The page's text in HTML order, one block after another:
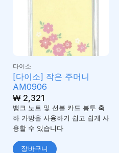
다이소
[다이소] 작은 주머니
AM0906
₩2,321
뱅크 노트 및 선불 카드 봉투 축
하 가방을 사용하기 쉽고 쉽게 사
용할 수 있습니다
장바구니